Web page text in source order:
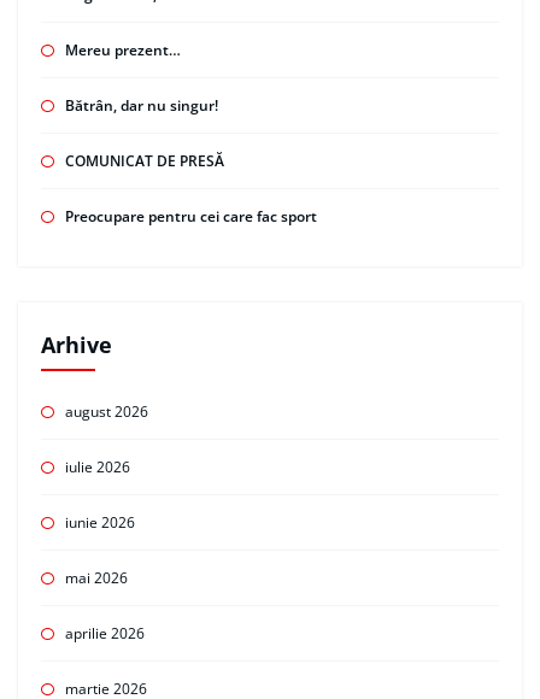
Mereu prezent…
Bătrân, dar nu singur!
COMUNICAT DE PRESĂ
Preocupare pentru cei care fac sport
Arhive
august 2026
iulie 2026
iunie 2026
mai 2026
aprilie 2026
martie 2026